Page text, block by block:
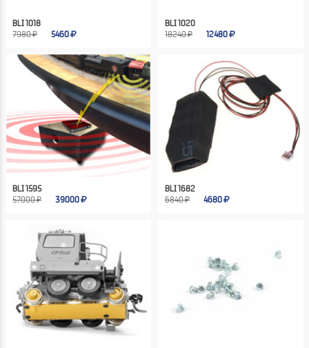
BLI 1018
7980 ₽
5460
BLI 1020
18240 ₽
12480
BLI 1595
57000 ₽
39000
BLI 1682
6840 ₽
4680